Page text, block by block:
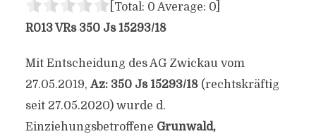
[Total: 0 Average: 0]
R013 VRs 350 Js 15293/18
Mit Entscheidung des AG Zwickau vom
27.05.2019, Az: 350 Js 15293/18(rechtskräftig
seit 27.05.2020) wurde d.
Einziehungsbetroffene Grunwald,